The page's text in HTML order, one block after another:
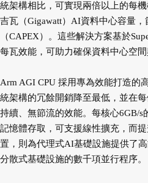
統架構相比，可實現兩倍以上的每
吉瓦（Gigawatt）AI資料中心容量
（CAPEX）。這些解決方案基於
每瓦效能，可助力確保資料中心空
Arm AGI CPU 採用專為效能打造的
統架構的冗餘開銷降至最低，並在
持續、無節流的效能。每核心6GB/
記憶體存取，可支援線性擴充，而
置，則為代理式AI基礎設施提供了
分散式基礎設施的數千項並行程序。